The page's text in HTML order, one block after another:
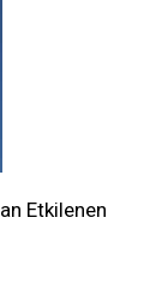
Etkilenen